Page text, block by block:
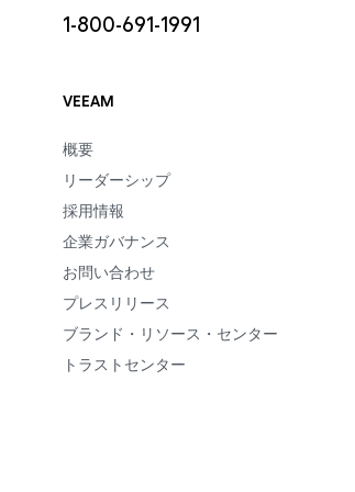
1-800-691-1991
VEEAM
概要
リーダーシップ
採用情報
企業ガバナンス
お問い合わせ
プレスリリース
ブランド・リソース・センター
トラストセンター